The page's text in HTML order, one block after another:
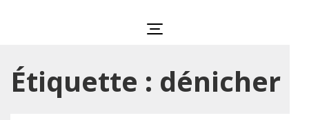
Étiquette : dénicher